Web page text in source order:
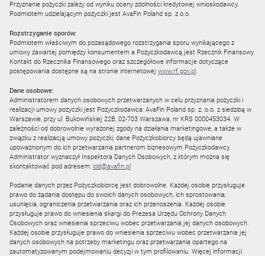
Przyznanie pożyczki zależy od wyniku oceny zdolności kredytowej wnioskodawcy.
Podmiotem udzielającym pożyczki jest AvaFin Poland sp. z o.o.
Rozstrzyganie sporów:
Podmiotem właściwym do pozasądowego rozstrzygania sporu wynikającego z
umowy zawartej pomiędzy konsumentem a Pożyczkodawcą jest Rzecznik Finansowy.
Kontakt do Rzecznika Finansowego oraz szczegółowe informacje dotyczące
postępowania dostępne są na stronie internetowej www.rf.gov.pl.
Dane osobowe:
Administratorem danych osobowych przetwarzanych w celu przyznania pożyczki i
realizacji umowy pożyczki jest Pożyczkodawca: AvaFin Poland sp. z. o.o. z siedzibą w
Warszawie, przy ul. Bukowińskiej 22B, 02-703 Warszawa, nr KRS 0000453034. W
zależności od dobrowolnie wyrażonej zgody na działania marketingowe, a także w
związku z realizacją umowy pożyczki, dane Pożyczkobiorcy będą ujawniane
upoważnionym do ich przetwarzania partnerom biznesowym Pożyczkodawcy.
Administrator wyznaczył Inspektora Danych Osobowych, z którym można się
skontaktować pod adresem: iod@avafin.pl
Podanie danych przez Pożyczkobiorcę jest dobrowolne. Każdej osobie przysługuje
prawo do żądania dostępu do swoich danych osobowych, ich sprostowania,
usunięcia, ograniczenia przetwarzania oraz ich przenoszenia. Każdej osobie
przysługuje prawo do wniesienia skargi do Prezesa Urzędu Ochrony Danych
Osobowych oraz wniesienia sprzeciwu wobec przetwarzania jej danych osobowych.
Każdej osobie przysługuje prawo do wniesienia sprzeciwu wobec przetwarzania jej
danych osobowych na potrzeby marketingu oraz przetwarzania opartego na
zautomatyzowanym podejmowaniu decyzji w tym profilowaniu. Więcej informacji